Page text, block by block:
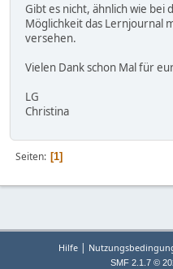
Gibt es nicht, ähnlich wie bei
Möglichkeit das Lernjournal
versehen.
Vielen Dank schon Mal für
LG
Christina
Seiten 1
Hilfe |
SMF 2.1.7 ©